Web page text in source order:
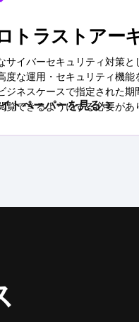
トラストアー
サイバーセキュリティ対策
度な運用・セキュリティ機
ジネスケースで指定された
覧できるようにする必要があ
トペーパーを見る